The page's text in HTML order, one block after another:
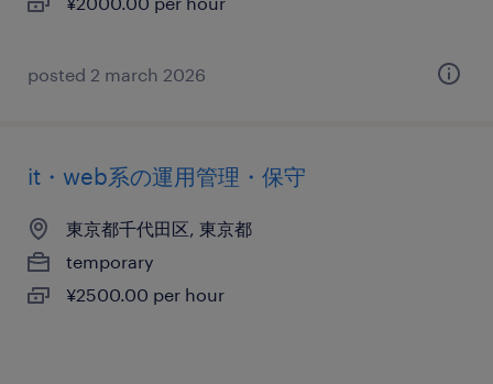
posted 2 march 2026
it・web系の運用管理・保守
東京都千代田区, 東京都
temporary
¥2500.00 per hour